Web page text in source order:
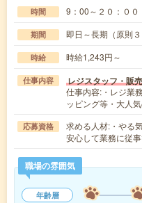
時間 9：00～２０：００
期間 即日～長期（原則３
時給 時給1,243円～
仕事内容 レジスタッフ・販
仕事内容:・レジ業
ッピング等・大人
応募資格
求める人材:・やる
安心して業務に従事
職場の雰囲気
年齢層